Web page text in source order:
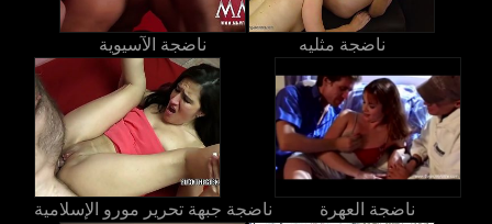
ناضجة الآسيوية ناضجة مثليه
ناضجة جبهة تحرير مورو الإسلامية ناضجة العهرة